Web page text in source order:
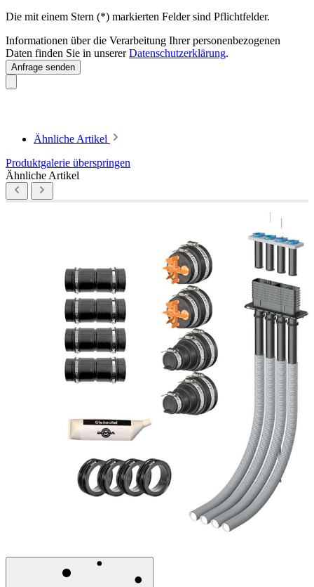
Die mit einem Stern (*) markierten Felder sind Pflichtfelder.
Informationen über die Verarbeitung Ihrer personenbezogenen
Daten finden Sie in unsererDatenschutzerklärung.
Anfrage senden
Ähnliche Artikel
Produktgalerie überspringen
Ähnliche Artikel